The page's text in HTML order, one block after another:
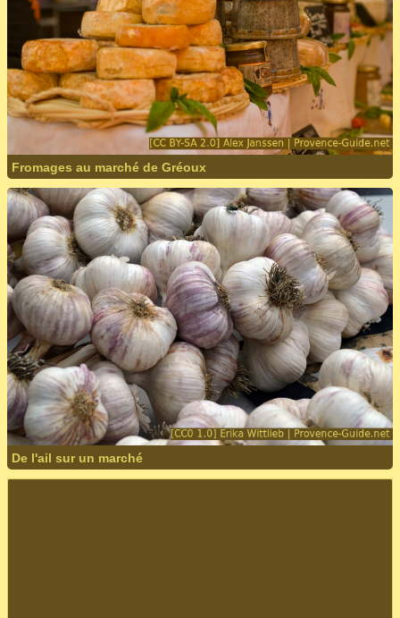
Fromages au marché de Gréoux
De l'ail sur un marché